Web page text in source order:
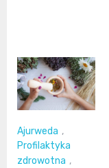
Ajurweda ,
Profilaktyka
zdrowotna ,